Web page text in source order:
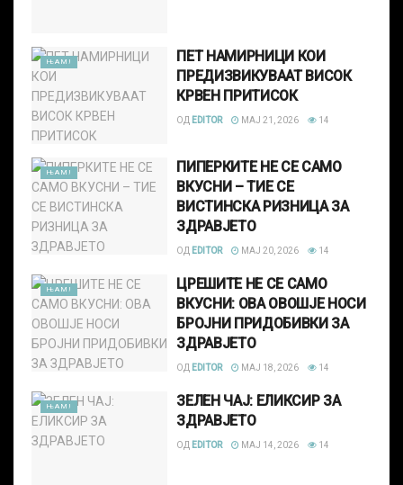
ЊАМ!
ПЕТ НАМИРНИЦИ КОИ
ПРЕДИЗВИКУВААТ ВИСОК
КРВЕН ПРИТИСОК
ОД EDITOR МАЈ 21, 2026 14
ЊАМ!
ПИПЕРКИТЕ НЕ СЕ САМО
ВКУСНИ – ТИЕ СЕ
ВИСТИНСКА РИЗНИЦА ЗА
ЗДРАВЈЕТО
ОД EDITOR МАЈ 20, 2026 14
ЊАМ!
ЦРЕШИТЕ НЕ СЕ САМО
ВКУСНИ: ОВА ОВОШЈЕ НОСИ
БРОЈНИ ПРИДОБИВКИ ЗА
ЗДРАВЈЕТО
ОД EDITOR МАЈ 18, 2026 14
ЊАМ!
ЗЕЛЕН ЧАЈ: ЕЛИКСИР ЗА
ЗДРАВЈЕТО
ОД EDITOR МАЈ 14, 2026 14